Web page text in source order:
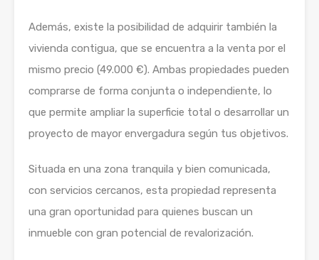
Además, existe la posibilidad de adquirir también la
vivienda contigua, que se encuentra a la venta por el
mismo precio (49.000 €). Ambas propiedades pueden
comprarse de forma conjunta o independiente, lo
que permite ampliar la superficie total o desarrollar un
proyecto de mayor envergadura según tus objetivos.
Situada en una zona tranquila y bien comunicada,
con servicios cercanos, esta propiedad representa
una gran oportunidad para quienes buscan un
inmueble con gran potencial de revalorización.